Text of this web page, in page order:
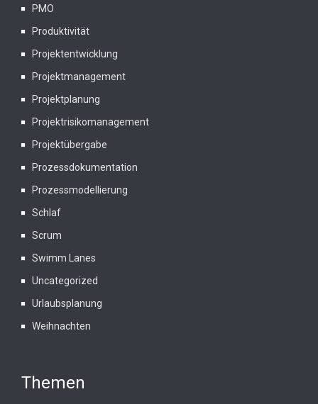
PMO
Produktivität
Projektentwicklung
Projektmanagement
Projektplanung
Projektrisikomanagement
Projektübergabe
Prozessdokumentation
Prozessmodellierung
Schlaf
Scrum
Swimm Lanes
Uncategorized
Urlaubsplanung
Weihnachten
Themen